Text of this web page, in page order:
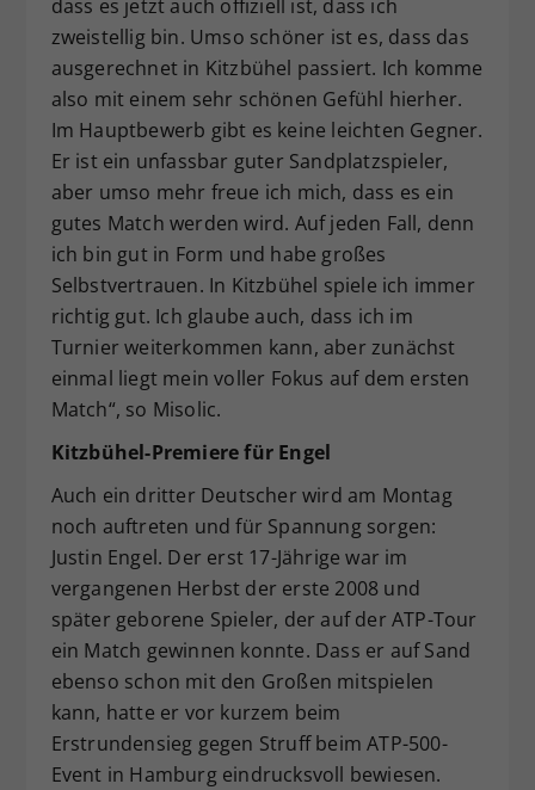
dass es jetzt auch offiziell ist, dass ich
zweistellig bin. Umso schöner ist es, dass das
ausgerechnet in Kitzbühel passiert. Ich komme
also mit einem sehr schönen Gefühl hierher.
Im Hauptbewerb gibt es keine leichten Gegner.
Er ist ein unfassbar guter Sandplatzspieler,
aber umso mehr freue ich mich, dass es ein
gutes Match werden wird. Auf jeden Fall, denn
ich bin gut in Form und habe großes
Selbstvertrauen. In Kitzbühel spiele ich immer
richtig gut. Ich glaube auch, dass ich im
Turnier weiterkommen kann, aber zunächst
einmal liegt mein voller Fokus auf dem ersten
Match“, so Misolic.
Kitzbühel-Premiere für Engel
Auch ein dritter Deutscher wird am Montag
noch auftreten und für Spannung sorgen:
Justin Engel. Der erst 17-Jährige war im
vergangenen Herbst der erste 2008 und
später geborene Spieler, der auf der ATP-Tour
ein Match gewinnen konnte. Dass er auf Sand
ebenso schon mit den Großen mitspielen
kann, hatte er vor kurzem beim
Erstrundensieg gegen Struff beim ATP-500-
Event in Hamburg eindrucksvoll bewiesen.